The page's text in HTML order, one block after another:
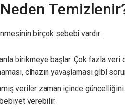
birçok sebebi vardır:
birikmeye başlar. Çok fazla veri
cihazın yavaşlaması gibi
veriler zaman içinde
verebilir.